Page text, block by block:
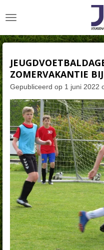
direct
de
ZOMERVAKANTIE
Gepubliceerd op 1 juni 2022